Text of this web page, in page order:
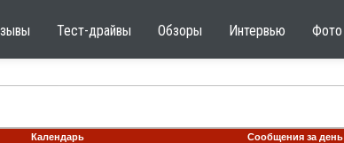
Тест-драйвы Обзоры Интервью Фото
Календарь Сообщения за день